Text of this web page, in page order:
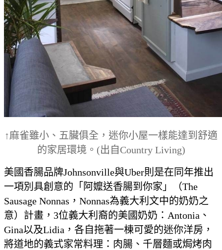
↑麻雀雖小、五臟俱全，迷你小屋一樣能達到舒適
的家居環境。(出自Country Living)
美國香腸品牌Johnsonville與Uber則是在同年推出
一項別具創意的「阿嬤送香腸到你家」（The
Sausage Nonnas，Nonnas為義大利文中的奶奶之
意）計畫，3位義大利裔的美國奶奶：Antonia、
Gina以及Lidia，各自拖著一棟可愛的迷你洋房，
將道地的義式家常料理：肉腸、千層麵或焗烤肉